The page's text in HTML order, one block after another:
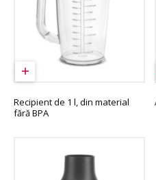
Recipient de 1 l, din material
fără BPA